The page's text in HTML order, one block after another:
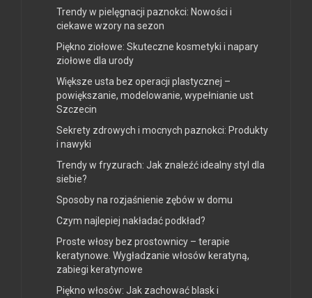
Trendy w pielęgnacji paznokci: Nowości i
ciekawe wzory na sezon
Piękno ziołowe: Skuteczne kosmetyki i napary
ziołowe dla urody
Większe usta bez operacji plastycznej –
powiększanie, modelowanie, wypełnianie ust
Szczecin
Sekrety zdrowych i mocnych paznokci: Produkty
i nawyki
Trendy w fryzurach: Jak znaleźć idealny styl dla
siebie?
Sposoby na rozjaśnienie zębów w domu
Czym najlepiej nakładać podkład?
Proste włosy bez prostownicy – terapie
keratynowe. Wygładzanie włosów keratyną,
zabiegi keratynowe
Piękno włosów: Jak zachować blask i